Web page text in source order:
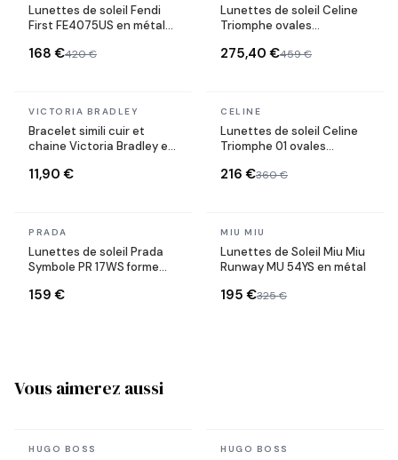
Lunettes de soleil Fendi
First FE4075US en métal
168 €420 €
Lunettes de soleil Celine
Triomphe ovales
275,40 €459 €
En stock
VICTORIA BRADLEY
Bracelet simili cuir et
chaine Victoria Bradley en
11,90 €
En stock
CELINE
Lunettes de soleil Celine
Triomphe 01 ovales
216 €360 €
En stock
PRADA
Lunettes de soleil Prada
Symbole PR 17WS forme
159 €
En stock
MIU MIU
Lunettes de Soleil Miu Miu
Runway MU 54YS en métal
195 €325 €
Vous aimerez aussi
En stock
HUGO BOSS En stock
HUGO BOSS